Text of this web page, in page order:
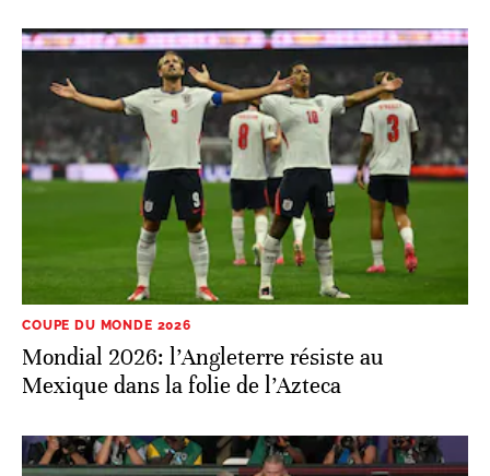
COUPE DU MONDE 2026
Mondial 2026: l’Angleterre résiste au
Mexique dans la folie de l’Azteca